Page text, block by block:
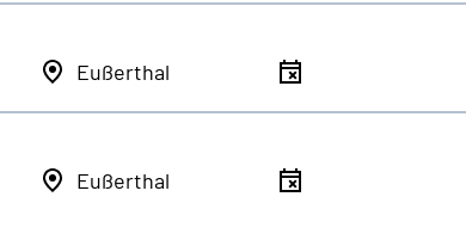
Eußerthal
Eußerthal